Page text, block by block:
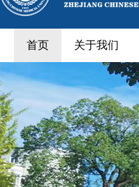
首页 关于我们